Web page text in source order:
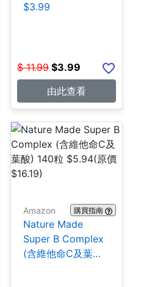
$3.99
$ 11.99 $3.99
由此查看
Amazon 購買指南
Nature Made
Super B Complex
(含維他命C及葉酸)